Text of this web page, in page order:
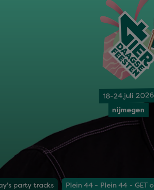
18-24 juli 2026
nijmegen
party tracks Plein 44 - Plein 44 - GET